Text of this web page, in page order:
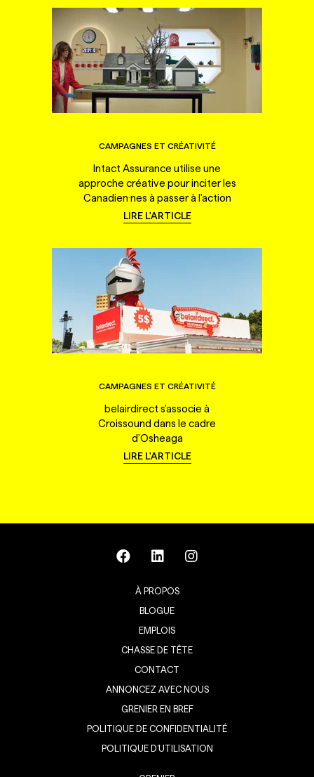
CAMPAGNES ET CRÉATIVITÉ
Intact Assurance utilise une
approche créative pour inciter les
Canadien·nes à passer à l'action
LIRE L'ARTICLE
CAMPAGNES ET CRÉATIVITÉ
belairdirect s'associe à
Croissound dans le cadre
d'Osheaga
LIRE L'ARTICLE
À PROPOS
BLOGUE
EMPLOIS
CHASSE DE TÊTE
CONTACT
ANNONCEZ AVEC NOUS
GRENIER EN BREF
POLITIQUE DE CONFIDENTIALITÉ
POLITIQUE D’UTILISATION